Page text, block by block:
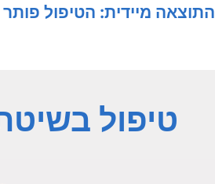
התוצאה מיידית: הטיפול
טיפול